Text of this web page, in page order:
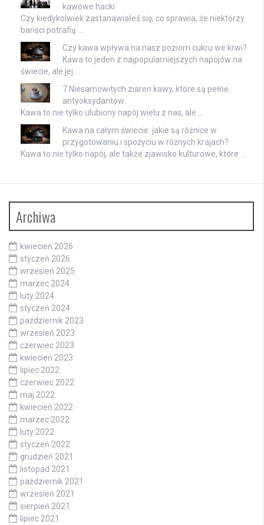
kawowe hacki
Czy kiedykolwiek zastanawiałeś się, co sprawia, że niektórzy
bariści potrafią …
Czy kawa wpływa na nasz poziom cukru we krwi?
Kawa to jeden z najpopularniejszych napojów na
świecie, ale jej …
7 Niesamowitych ziaren kawy, które są pełne
antyoksydantów
Kawa to nie tylko ulubiony napój wielu z nas, ale …
Kawa na całym świecie: jakie są różnice w
przygotowaniu i spożyciu w różnych krajach?
Kawa to nie tylko napój, ale także zjawisko kulturowe, które …
Archiwa
kwiecień 2026
styczeń 2026
wrzesień 2025
marzec 2024
luty 2024
styczeń 2024
październik 2023
wrzesień 2023
czerwiec 2023
kwiecień 2023
lipiec 2022
czerwiec 2022
maj 2022
kwiecień 2022
marzec 2022
luty 2022
styczeń 2022
grudzień 2021
listopad 2021
październik 2021
wrzesień 2021
sierpień 2021
lipiec 2021